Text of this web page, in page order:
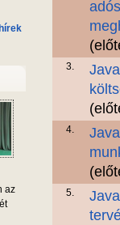
az
3.
4.
5.